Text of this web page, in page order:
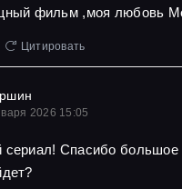
фильм ,моя любовь
Цитировать
2026 15:05
Спасибо большое